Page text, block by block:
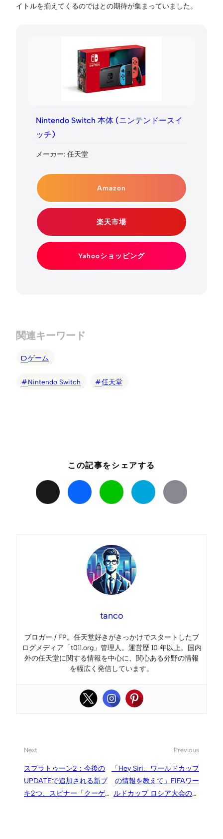
イトルを揃えてくるのではとの期待が集まっていました。
Nintendo Switch 本体 (ニンテンドースイ
ッチ)
メーカー: 任天堂
Amazon
楽天市場
Yahooショッピング
関連キーワード
ゲーム
Nintendo Switch 任天堂
この記事をシェアする
Facebook Line Hatena
tanco
ブロガー / FP。任天堂好きがきっかけでスタートしたブ
ログメディア「t011.org」管理人。運営歴 10 年以上。国内
外の任天堂に関する情報を中心に、関心ある分野の情報
を幅広く発信しています。
Next
スプラトゥーン2：今後の
UPDATEで追加される新ブ
キ2つ、スピナー「クーゲ
Previous
「Hey Siri、ワールドカップ
の情報を教えて」FIFAワー
ルドカップ ロシア大会の日